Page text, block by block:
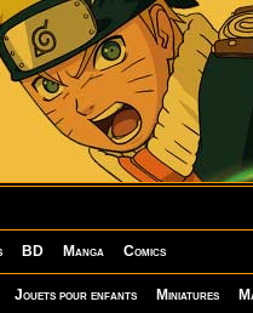
BD Manga Comics
Jouets pour enfants Miniatures